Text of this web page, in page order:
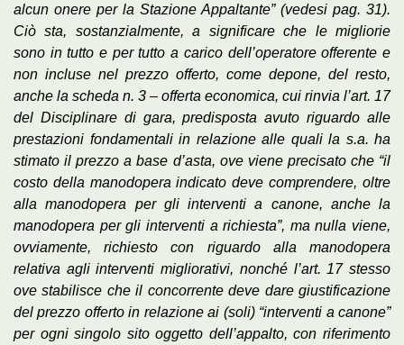
alcun onere per la Stazione Appaltante” (vedesi pag. 31).
Ciò sta, sostanzialmente, a significare che le migliorie
sono in tutto e per tutto a carico dell’operatore offerente e
non incluse nel prezzo offerto, come depone, del resto,
anche la scheda n. 3 – offerta economica, cui rinvia l’art. 17
del Disciplinare di gara, predisposta avuto riguardo alle
prestazioni fondamentali in relazione alle quali la s.a. ha
stimato il prezzo a base d’asta, ove viene precisato che “il
costo della manodopera indicato deve comprendere, oltre
alla manodopera per gli interventi a canone, anche la
manodopera per gli interventi a richiesta”, ma nulla viene,
ovviamente, richiesto con riguardo alla manodopera
relativa agli interventi migliorativi, nonché l’art. 17 stesso
ove stabilisce che il concorrente deve dare giustificazione
del prezzo offerto in relazione ai (soli) “interventi a canone”
per ogni singolo sito oggetto dell’appalto, con riferimento